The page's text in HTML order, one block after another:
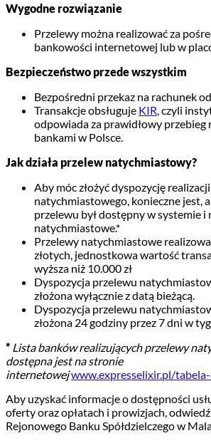
Wygodne rozwiązanie
Przelewy można realizować za
bankowości internetowej lub w
Bezpieczeństwo przede wszystkim
Bezpośredni przekaz na rachunek
Transakcje obsługuje KIR, czyli
odpowiada za prawidłowy przebieg
bankami w Polsce.
Jak działa przelew natychmiastowy?
Aby móc złożyć dyspozycję
natychmiastowego, konieczne jest,
przelewu był dostępny w systemie i
natychmiastowe.*
Przelewy natychmiastowe
złotych, jednostkowa wartość
wyższa niż 10.000 zł
Dyspozycja przelewu
złożona wyłącznie z datą bieżącą.
Dyspozycja przelewu
złożona 24 godziny przez 7 dni w
* Lista banków realizujących przelewy
dostępna jest na stronie
internetowejwww.expresselixir.pl/
Aby uzyskać informacje o dostępności
oferty oraz opłatach i prowizjach,
Rejonowego Banku Spółdzielczego w